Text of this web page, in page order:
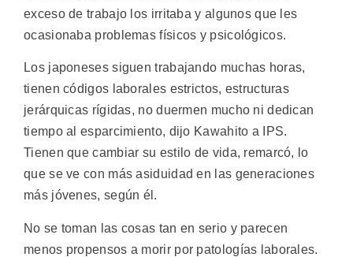
exceso de trabajo los irritaba y algunos que les
ocasionaba problemas físicos y psicológicos.
Los japoneses siguen trabajando muchas horas,
tienen códigos laborales estrictos, estructuras
jerárquicas rígidas, no duermen mucho ni dedican
tiempo al esparcimiento, dijo Kawahito a IPS.
Tienen que cambiar su estilo de vida, remarcó, lo
que se ve con más asiduidad en las generaciones
más jóvenes, según él.
No se toman las cosas tan en serio y parecen
menos propensos a morir por patologías laborales.